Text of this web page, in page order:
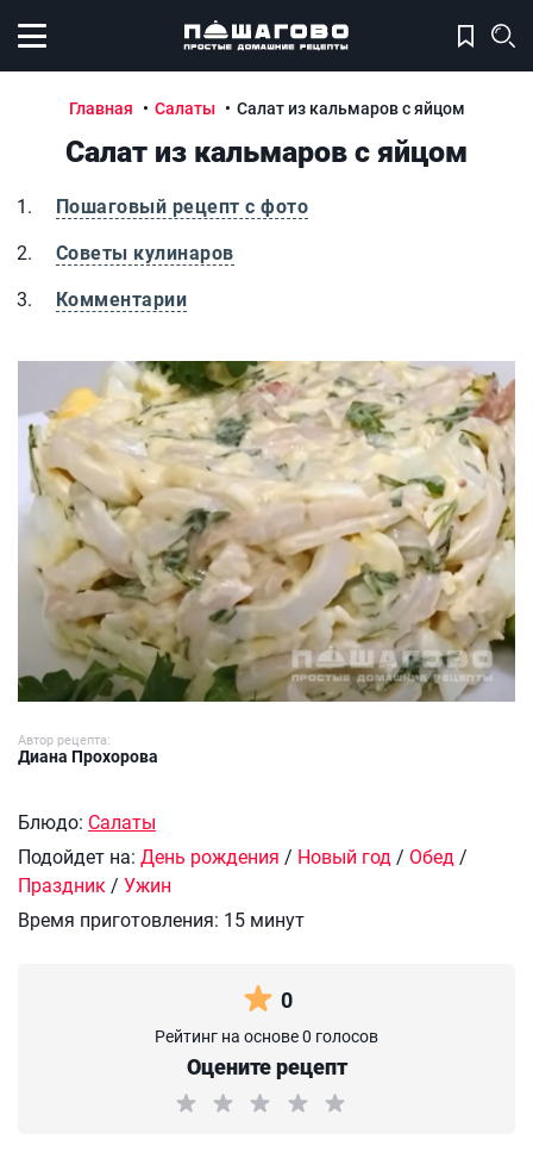
Открыть меню
Главная Салаты Салат из кальмаров с яйцом
Салат из кальмаров с яйцом
Пошаговый рецепт с фото
Советы кулинаров
Комментарии
Салат из кальмаров с яйцом
Автор рецепта:
Диана Прохорова
Блюдо: Салаты
Подойдет на: День рождения / Новый год / Обед /
Праздник / Ужин
Время приготовления: 15 минут
0
Рейтинг на основе 0 голосов
Оцените рецепт